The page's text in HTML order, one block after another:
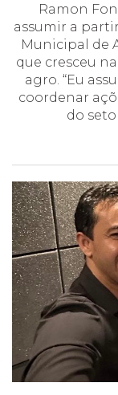
Ramon
assumir a
Municipal de
que cresceu
agro. “Eu
coordenar
do